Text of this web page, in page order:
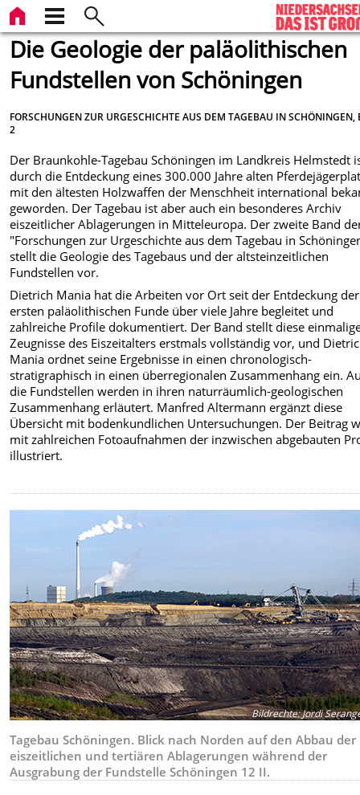
Die Geologie der paläolithischen
Fundstellen von Schöningen
FORSCHUNGEN ZUR URGESCHICHTE AUS DEM TAGEBAU IN SCHÖNINGEN,
2
Der Braunkohle-Tagebau Schöningen im Landkreis Helmstedt
durch die Entdeckung eines 300.000 Jahre alten
mit den ältesten Holzwaffen der Menschheit international
geworden. Der Tagebau ist aber auch ein besonderes Archiv
eiszeitlicher Ablagerungen in Mitteleuropa. Der zweite Band
"Forschungen zur Urgeschichte aus dem Tagebau in
stellt die Geologie des Tagebaus und der altsteinzeitlichen
Fundstellen vor.
Dietrich Mania hat die Arbeiten vor Ort seit der Entdeckung der
ersten paläolithischen Funde über viele Jahre begleitet und
zahlreiche Profile dokumentiert. Der Band stellt diese
Zeugnisse des Eiszeitalters erstmals vollständig vor, und
Mania ordnet seine Ergebnisse in einen chronologisch-
stratigraphisch in einen überregionalen Zusammenhang ein.
die Fundstellen werden in ihren naturräumlich-geologischen
Zusammenhang erläutert. Manfred Altermann ergänzt diese
Übersicht mit bodenkundlichen Untersuchungen. Der Beitrag
mit zahlreichen Fotoaufnahmen der inzwischen abgebauten
illustriert.
Bildrechte:Jordi
Tagebau Schöningen. Blick nach Norden auf den Abbau der
eiszeitlichen und tertiären Ablagerungen während der
Ausgrabung der Fundstelle Schöningen 12 II.